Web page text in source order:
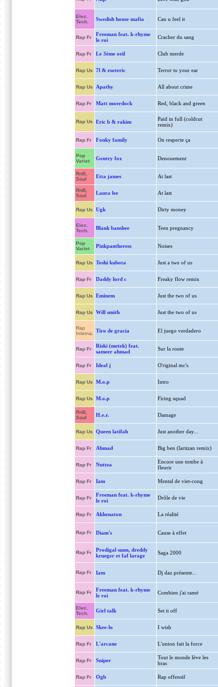
Elec.
Tech.
Swedish house mafia Can u feel it
Rap Fr
Freeman feat. k-rhyme
le roi
Cracher du sang
Rap Fr Le 3ème oeil Club merde
Rap Us 7l & esoteric Terror to your ear
Rap Us Apathy All about crime
Rap Fr Matt moerdock Red, black and green
Rap Us Eric b & rakim
Paid in full (coldcut
remix)
Rap Fr Fonky family On respecte ça
Pop
Variet
Gentry fox Denouement
RnB,
Soul
Etta james At last
RnB,
Soul
Laura lee At last
Rap Us Ugk Dirty money
Elec.
Tech.
Blank banshee Teen pregnancy
Pop
Variet
Pinkpantheress Noises
Rap Us Toshi kubota Just a two of us
Rap Fr Daddy lord c Freaky flow remix
Rap Us Eminem Just the two of us
Rap Us Will smith Just the two of us
Rap
Interna.
Tiro de gracia El juego verdadero
Rap Fr
Riski (metek) feat.
sameer ahmad
Sur la route
Rap Fr Ideal j O'riginal mc's
Rap Us M.o.p Intro
Rap Us M.o.p Firing squad
RnB,
Soul
H.e.r. Damage
Rap Us Queen latifah Just another day...
Rap Fr Ahmad Big ben (lartizan remix)
Rap Fr Nuttea
Encore une tombe à
fleurir
Rap Fr Iam Mental de viet-cong
Rap Fr
Freeman feat. k-rhyme
le roi
Drôle de vie
Rap Fr Akhenaton La réalité
Rap Fr Diam's Cause à effet
Rap Fr
Prodigal sunn, dreddy
krueger et faf larage
Saga 2000
Rap Fr Iam Dj daz présente...
Rap Fr
Freeman feat. k-rhyme
le roi
Combien j'ai ramé
Elec.
Tech.
Girl talk Set it off
Rap Us Skee-lo I wish
Rap Fr L'arcane L'union fait la force
Rap Fr Sniper
Tout le monde lève les
bras
Rap Fr Ogb Rap offensif